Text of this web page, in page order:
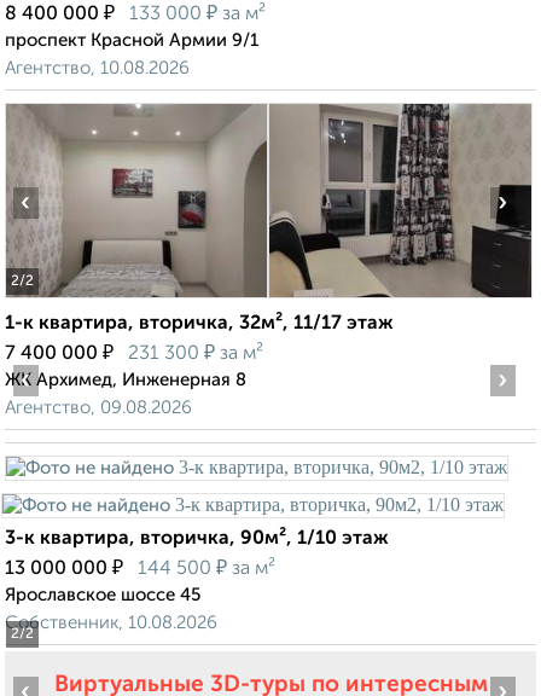
8 400 000 ₽ 133 000 ₽ за м²
проспект Красной Армии 9/1
Агентство, 10.08.2026
2/2
‹ ›
1-к квартира, вторичка, 32м², 11/17 этаж
7 400 000 ₽ 231 300 ₽ за м²
ЖК Архимед, Инженерная 8
Агентство, 09.08.2026
2/2
‹ ›
3-к квартира, вторичка, 90м², 1/10 этаж
13 000 000 ₽ 144 500 ₽ за м²
Ярославское шоссе 45
Собственник, 10.08.2026
Виртуальные 3D-туры по интересным